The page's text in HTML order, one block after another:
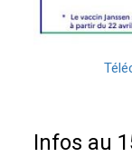
Infos au